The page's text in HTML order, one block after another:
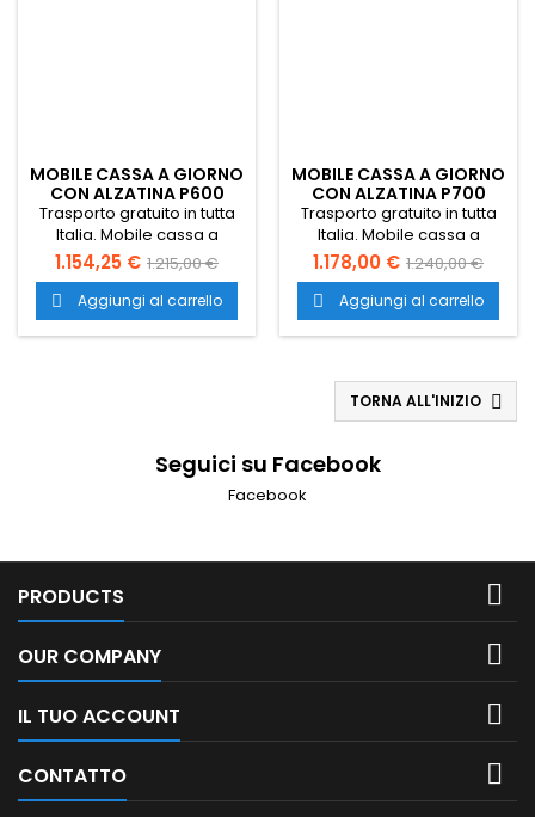
MOBILE CASSA A GIORNO
CON ALZATINA P600
Trasporto gratuito in tutta
Italia. Mobile cassa a
giorno con alzatina, dotato
di cassetto di servizio e
cassetto serratura.
1.154,25 € 1.215,00 €
 Aggiungi al carrello
MOBILE CASSA A GIORNO
CON ALZATINA P700
Trasporto gratuito in tutta
Italia. Mobile cassa a
giorno con alzatina, dotato
di cassetto di servizio e
cassetto serratura.
1.178,00 € 1.240,00 €
 Aggiungi al carrello
TORNA ALL'INIZIO 
Seguici su Facebook
Facebook
PRODUCTS 
OUR COMPANY 
IL TUO ACCOUNT 
CONTATTO 